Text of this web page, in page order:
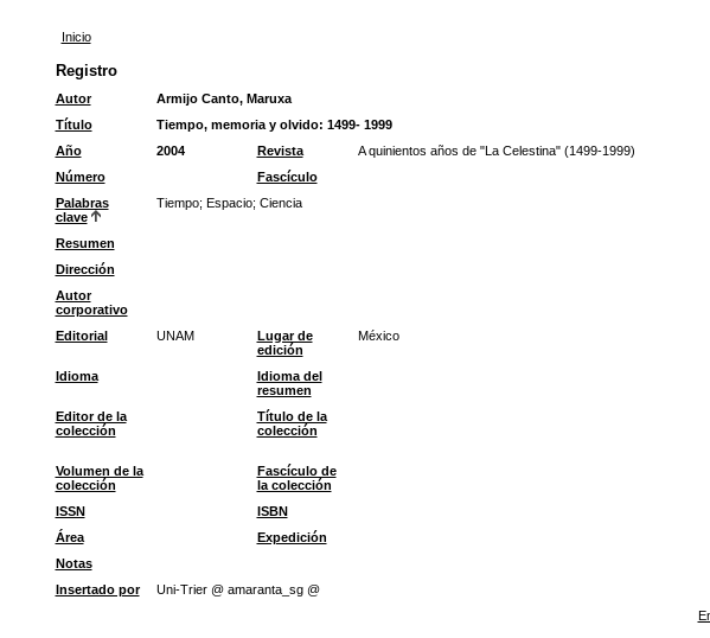
Inicio
Registro
Autor
Armijo Canto, Maruxa
Título
Tiempo, memoria y olvido: 1499- 1999
Año
2004 Revista A quinientos años de "La Celestina" (1499-1999)
Número
Fascículo
Palabras
clave
Tiempo; Espacio; Ciencia
Resumen
Dirección
Autor
corporativo
Editorial UNAM
Lugar de
edición
México
Idioma
Idioma del
resumen
Editor de la
colección
Título de la
colección
Volumen de la
colección
Fascículo de
la colección
ISSN ISBN
Área
Expedición
Notas
Insertado por
Uni-Trier @ amaranta_sg @